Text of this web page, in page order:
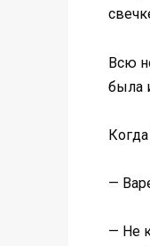
Всю
была
—
— Не